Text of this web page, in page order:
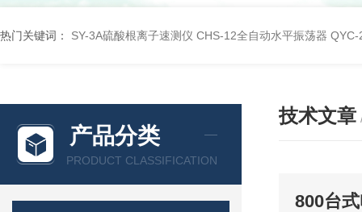
热门关键词： SY-3A硫酸根离子速测仪 CHS-12全自动水平振荡器 QYC-
产品分类
PRODUCT CLASSIFICATION
技术文章
800台